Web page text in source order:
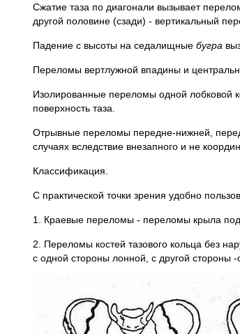
Сжатие таза по диагонали вызывает
другой половине (сзади) - вертикальный
Падение с высоты на седалищные бугра
Переломы вертлужной впадины и
Изолированные переломы одной лобковой
поверхность таза.
Отрывные переломы передне-нижней,
случаях вследствие внезапного и не
Классификация.
С практической точки зрения удобно
1. Краевые переломы - переломы крыла
2. Переломы костей тазового кольца без
с одной стороны лонной, с другой стороны -